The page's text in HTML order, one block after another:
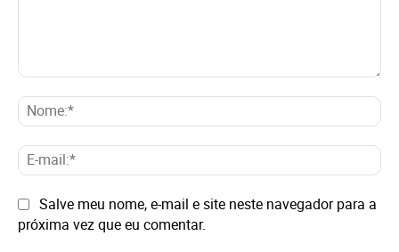
E-
Site: Salve meu nome, e-mail e site neste navegador para a
próxima vez que eu comentar.